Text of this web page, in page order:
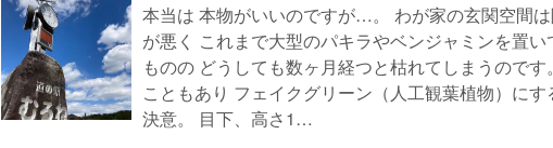
本当は 本物がいいのですが…。 わが家の玄関空間は
が悪く これまで大型のパキラやベンジャミンを置い
ものの どうしても数ヶ月経つと枯れてしまうのです
こともあり フェイクグリーン（人工観葉植物）にす
決意。 目下、高さ1…